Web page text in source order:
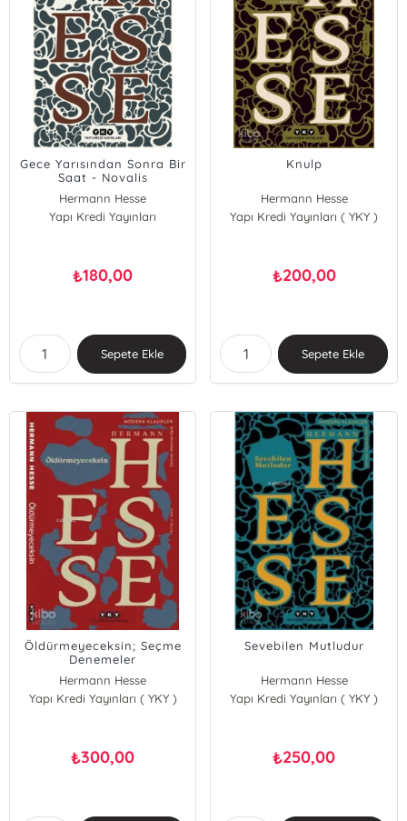
Gece Yarısından Sonra Bir
Saat - Novalis
Hermann Hesse
Yapı Kredi Yayınları
₺180,00
Sepete Ekle
Knulp
Hermann Hesse
Yapı Kredi Yayınları ( YKY )
₺200,00
Sepete Ekle
Öldürmeyeceksin; Seçme
Denemeler
Hermann Hesse
Yapı Kredi Yayınları ( YKY )
₺300,00
Sevebilen Mutludur
Hermann Hesse
Yapı Kredi Yayınları ( YKY )
₺250,00